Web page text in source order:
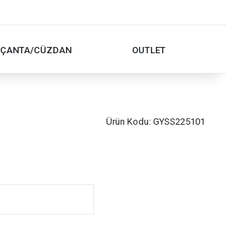
ÇANTA/CÜZDAN OUTLET
Ürün Kodu: GYSS225101